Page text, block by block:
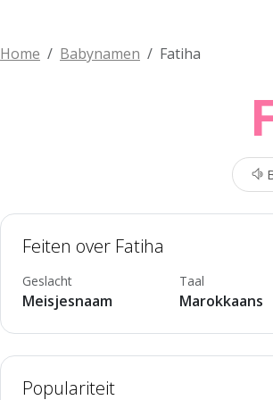
Home Babynamen Fatiha
Feiten over Fatiha
Geslacht
Meisjesnaam
Taal
Marokkaans
Populariteit